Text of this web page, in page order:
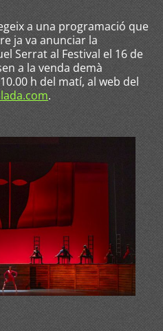
a una programació que
ja va anunciar la
Serrat al Festival el 16 de
a la venda demà
h del matí, al web del
.